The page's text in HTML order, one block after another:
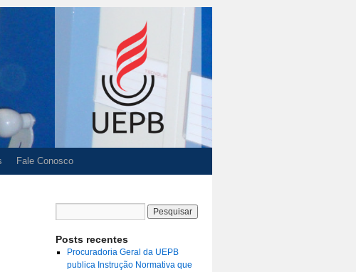
Fale Conosco
Posts recentes
Procuradoria Geral da UEPB
publica Instrução Normativa que